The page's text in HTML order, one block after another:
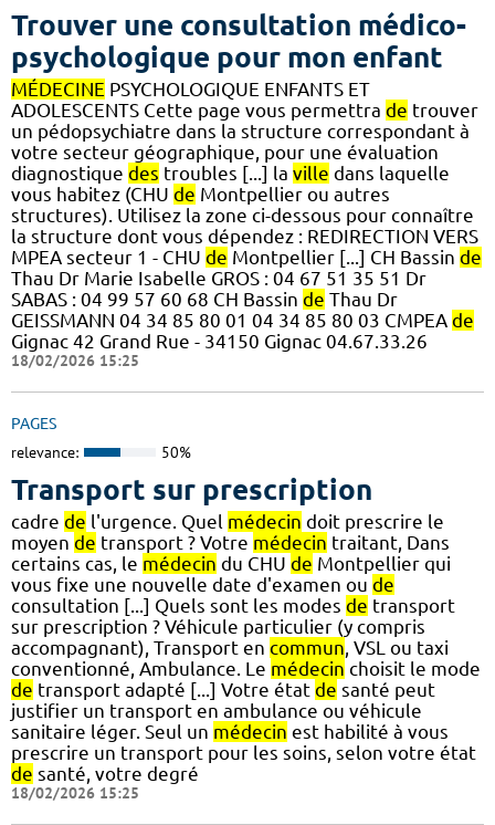
Trouver une consultation médico-
psychologique pour mon enfant
MÉDECINE PSYCHOLOGIQUE ENFANTS ET
ADOLESCENTS Cette page vous permettra de trouver
un pédopsychiatre dans la structure correspondant à
votre secteur géographique, pour une évaluation
diagnostique des troubles [...] la ville dans laquelle
vous habitez (CHU de Montpellier ou autres
structures). Utilisez la zone ci-dessous pour connaître
la structure dont vous dépendez : REDIRECTION VERS
MPEA secteur 1 - CHU de Montpellier [...] CH Bassin de
Thau Dr Marie Isabelle GROS : 04 67 51 35 51 Dr
SABAS : 04 99 57 60 68 CH Bassin de Thau Dr
GEISSMANN 04 34 85 80 01 04 34 85 80 03 CMPEA de
Gignac 42 Grand Rue - 34150 Gignac 04.67.33.26
18/02/2026 15:25
PAGES
relevance: 50%
Transport sur prescription
cadre de l'urgence. Quel médecin doit prescrire le
moyen de transport ? Votre médecin traitant, Dans
certains cas, le médecin du CHU de Montpellier qui
vous fixe une nouvelle date d'examen ou de
consultation [...] Quels sont les modes de transport
sur prescription ? Véhicule particulier (y compris
accompagnant), Transport en commun , VSL ou taxi
conventionné, Ambulance. Le médecin choisit le mode
de transport adapté [...] Votre état de santé peut
justifier un transport en ambulance ou véhicule
sanitaire léger. Seul un médecin est habilité à vous
prescrire un transport pour les soins, selon votre état
de santé, votre degré
18/02/2026 15:25